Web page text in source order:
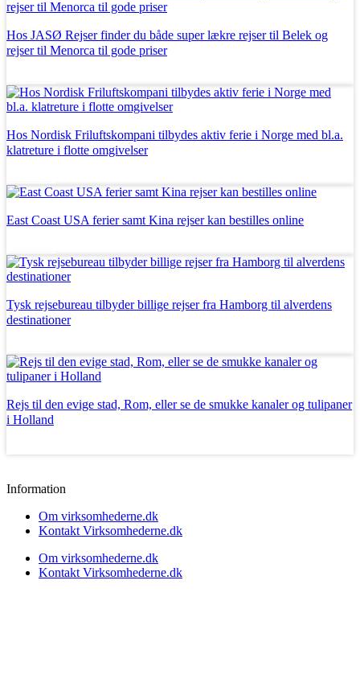
Hos JASØ Rejser finder du både super lækre rejser til Belek og
rejser til Menorca til gode priser
Hos Nordisk Friluftskompani tilbydes aktiv ferie i Norge med bl.a.
klatreture i flotte omgivelser
East Coast USA ferier samt Kina rejser kan bestilles online
Tysk rejsebureau tilbyder billige rejser fra Hamborg til alverdens
destinationer
Rejs til den evige stad, Rom, eller se de smukke kanaler og tulipaner
i Holland
Information
Om virksomhederne.dk
Kontakt Virksomhederne.dk
Om virksomhederne.dk
Kontakt Virksomhederne.dk